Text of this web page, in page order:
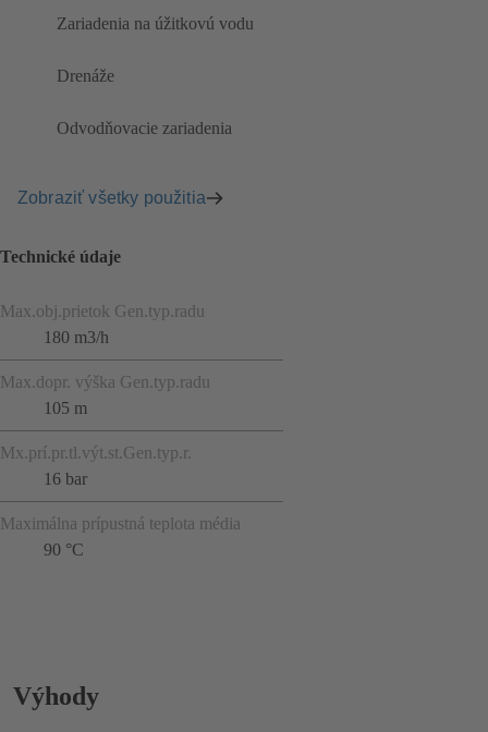
Zariadenia na úžitkovú vodu
Drenáže
Odvodňovacie zariadenia
Zobraziť všetky použitia
Technické údaje
Max.obj.prietok Gen.typ.radu
180 m3/h
Max.dopr. výška Gen.typ.radu
105 m
Mx.prí.pr.tl.výt.st.Gen.typ.r.
16 bar
Maximálna prípustná teplota média
90 °C
Výhody